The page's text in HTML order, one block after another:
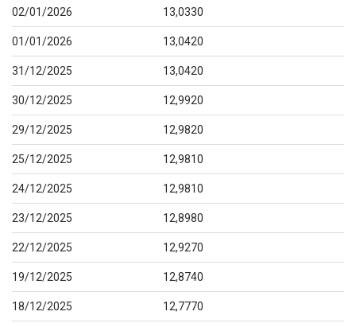
02/01/2026 13,0330
01/01/2026 13,0420
31/12/2025 13,0420
30/12/2025 12,9920
29/12/2025 12,9820
25/12/2025 12,9810
24/12/2025 12,9810
23/12/2025 12,8980
22/12/2025 12,9270
19/12/2025 12,8740
18/12/2025 12,7770